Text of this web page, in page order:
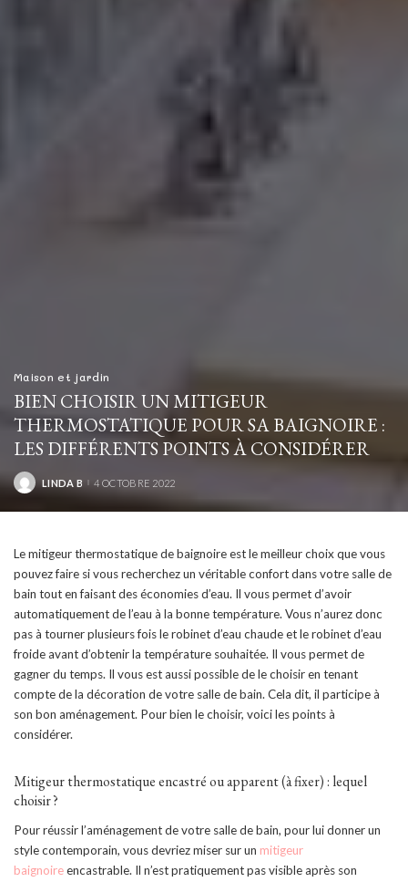
Maison et jardin
BIEN CHOISIR UN MITIGEUR
THERMOSTATIQUE POUR SA BAIGNOIRE :
LES DIFFÉRENTS POINTS À CONSIDÉRER
POSTED
LINDA B 4 OCTOBRE 2022
Le mitigeur thermostatique de baignoire est le meilleur choix que vous
pouvez faire si vous recherchez un véritable confort dans votre salle de
bain tout en faisant des économies d’eau. Il vous permet d’avoir
automatiquement de l’eau à la bonne température. Vous n’aurez donc
pas à tourner plusieurs fois le robinet d’eau chaude et le robinet d’eau
froide avant d’obtenir la température souhaitée. Il vous permet de
gagner du temps. Il vous est aussi possible de le choisir en tenant
compte de la décoration de votre salle de bain. Cela dit, il participe à
son bon aménagement. Pour bien le choisir, voici les points à
considérer.
Mitigeur thermostatique encastré ou apparent (à fixer) : lequel
choisir ?
Pour réussir l’aménagement de votre salle de bain, pour lui donner un
style contemporain, vous devriez miser sur un mitigeur
baignoireencastrable. Il n’est pratiquement pas visible après son